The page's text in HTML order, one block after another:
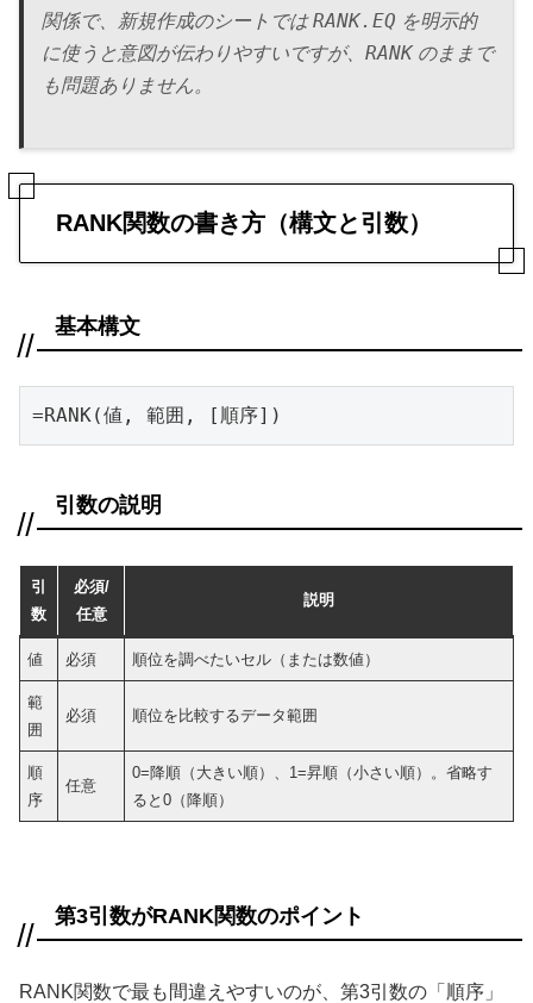
関係で、新規作成のシートではRANK.EQ を明示的
に使うと意図が伝わりやすいですが、 RANK のままで
も問題ありません。
RANK関数の書き方（構文と引数）
基本構文
=RANK(値, 範囲, [順序])
引数の説明
引
数
必須/
任意
説明
値 必須 順位を調べたいセル（または数値）
範
囲
必須 順位を比較するデータ範囲
順
序
任意
0=降順（大きい順）、1=昇順（小さい順）。省略す
ると0（降順）
第3引数がRANK関数のポイント
RANK関数で最も間違えやすいのが、第3引数の「順序」